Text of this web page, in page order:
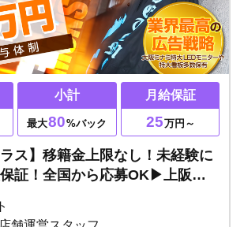
小計
最大80%バック
月給保証
25万円～
ラス】移籍金上限なし！未経験に
証！全国から応募OK▶上阪費
あり！